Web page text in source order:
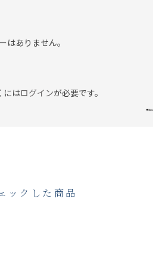
はありません。
にはログインが必要です。
ックした商品